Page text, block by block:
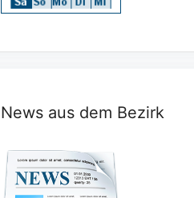
News aus dem Bezirk